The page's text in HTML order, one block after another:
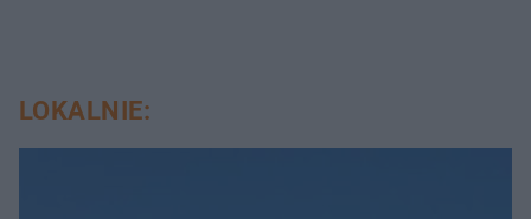
LOKALNIE: